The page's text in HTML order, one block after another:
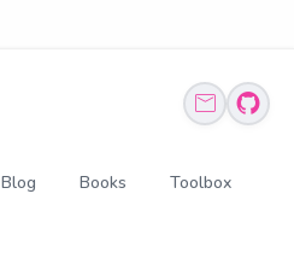
Blog Books Toolbox